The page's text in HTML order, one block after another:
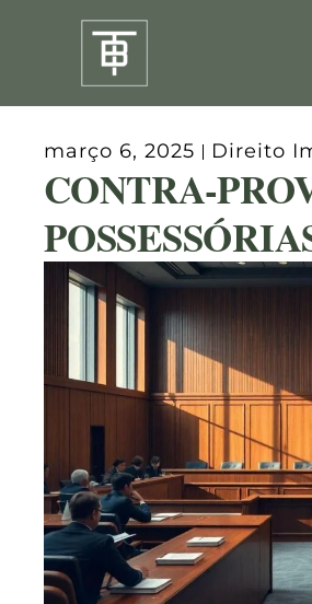
março 6, 2025 Direito
CONTRA-